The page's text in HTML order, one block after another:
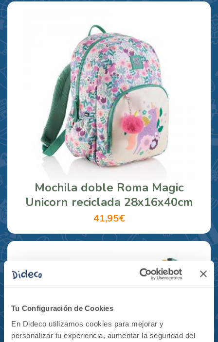
Tu Configuración de Cookies
En Dideco utilizamos cookies para mejorar y
personalizar tu experiencia, aumentar la seguridad del
Mochila doble Roma Magic
Unicorn reciclada 28x16x40cm
41,95€